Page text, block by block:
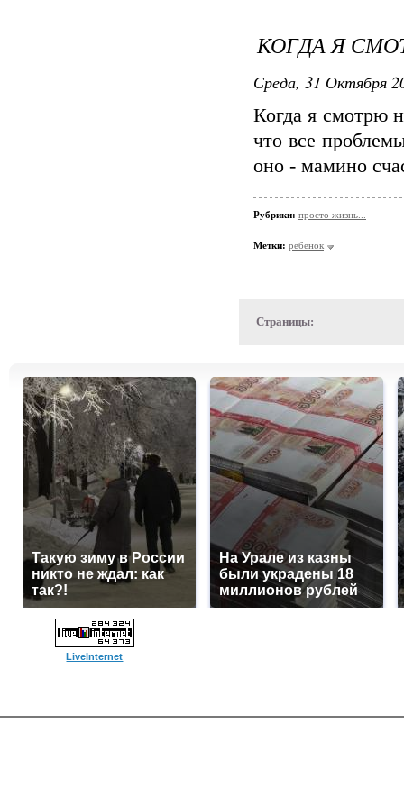
КОГДА Я
Среда, 31 Октября
Когда я смотрю
что все
оно - мамино
Рубрики: просто жизнь...
Метки: ребенок
Страницы:
Такую зиму в России
никто не ждал: как
так?!
На Урале из казны
были украдены 18
миллионов рублей
LiveInternet